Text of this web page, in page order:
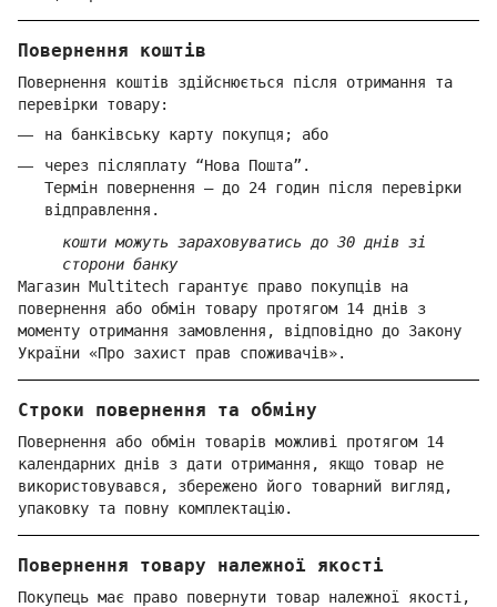
Повернення коштів
Повернення коштів здійснюється після отримання та
перевірки товару:
на банківську карту покупця; або
через післяплату “Нова Пошта”.
Термін повернення — до 24 годин після перевірки
відправлення.
кошти можуть зараховуватись до 30 днів зі
сторони банку
Магазин Multitech гарантує право покупців на
повернення або обмін товару протягом 14 днів з
моменту отримання замовлення, відповідно до Закону
України «Про захист прав споживачів».
Строки повернення та обміну
Повернення або обмін товарів можливі протягом 14
календарних днів з дати отримання, якщо товар не
використовувався, збережено його товарний вигляд,
упаковку та повну комплектацію.
Повернення товару належної якості
Покупець має право повернути товар належної якості,